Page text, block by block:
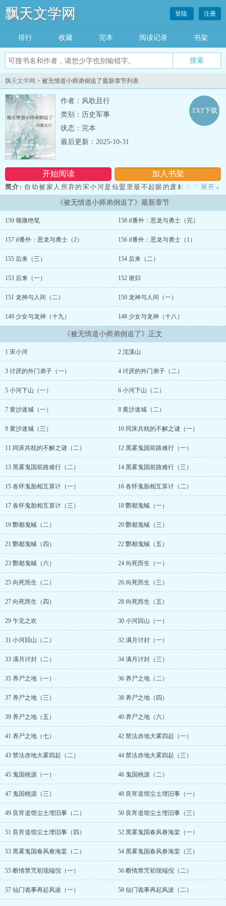
飘天文学网 登陆 注册
排行 收藏 完本 阅读记录 书架
飘天文学网 > 被无情道小师弟倒追了最新章节列表
作者：风歌且行
类别：历史军事
状态：完本
开始阅读 加入书架
TXT下载
最后更新：2025-10-31
简介: 自幼被家人所弃的宋小河是仙盟里最不起眼的废材弟子，天赋
平平，光是忙着完成仙门每月的考核都非常吃力。 但是她却偷偷喜
欢天赋卓绝，年幼时便受万众瞩目，被誉为仙盟第一奇才的小师
弟。 喜欢了十年。 后来沈溪山外出任务，葬身火海，宋小河哭了
独自下了山，说要去救小师弟。 所有人都认为这是宋小河有去无回
的必死之旅，嘲笑她自不量力。 那时还没人知道，这个看起来笨笨
的少女，会在那一场死劫之后横空出世。 从此宋小河这个名字，于
仙门百家中震响。 【小剧场】： 沈溪山死讯传回仙盟后，宋小河
因为伤心过度没过考核，被罚去外门扫地。 打扫时她想起小师弟，
又失声痛哭，吵醒了睡在树上的少年，一根树枝砸在她的脑门上：“吵
死了。” 宋小河气恼：“你是谁，胆敢打我！” 少年从树上跳下
来，报上自己的大名：“沈溪山。” 宋小河：“胡说八道，这是我小
师弟的名。” 少年纳闷：“我怎么不记得有个哭起来跟猪叫似的师
姐？” 【一开始，沈溪山很看不上这个看起来很蠢笨，连月考核都
不及格的聒噪少女，总是嫌她吵闹。 后来，宋小河跟别人下山，沈
溪山违背师命，追了七天，才站在宋小河的面前，咬牙切齿：“宋小
小河】 【防盗比80%，非无脑沙雕文，非重生文。】 【下面是阅
读前必看内容】： 1.女主是凡人。双洁，1v1，he，感情慢热，但
男女主全程锁死，请认准本文唯一CP：宋小河x沈溪山。 2.私设如
山，群像文，是个长篇，【非女强，非大女主，非姐弟恋】划重
点。 3.【不建议重度女主控，重度男主控阅读】这个也是重
点。 4.感谢碧水一个写字超漂亮的咕咕无偿板写，超喜欢。 5.练
笔之作，通篇大白话，文笔考究者求求你们放过我。 6.凑个吉利
数，排雷这么多应该够了吧：D 推荐基友的文文：《归鸾》by团子
来袭 洛都第一贵女温瑜，雪肤花颜，貌若菡萏。 一朝山河崩塌，
温氏倾覆，她这个名动天下的大梁第一美人，便成了各路豪雄争抢的
玩物。 她千里奔袭，只为和未婚夫完成婚约，借兵复仇。 不料中
子，传闻他八岁就杀人蹲大狱，十五岁成了赌坊打手，收债要账，恶
半句多。 但后来，他被打断了骨头，也要背起温瑜在雨夜中出逃，
舍命护她六百里去南陈。 又在大婚前夕，冒雨夜闯她闺房，艰涩开
你温氏一族的仇，我替你报。” 温瑜身着嫁衣坐于梳妆镜前，回首
魏异军突起，横扫中原。 挥师南下时，陈王献降，温瑜亦被当做礼
物献与魏君。 那日朔风飘雪，陈王宫外北魏铁骑旌旗蔽天，已是魏
君的男人驱马缓步踏进阙门，在跪地发抖的陈王面前用沾血的剑尖挑
起温瑜下颚，冷冷问：“温瑜，你嫁了个什么东西？” - 世人皆言
魏君恨惨了当年在他微末之际弃他而去的温氏女，暗自猜测温瑜此番
落到他手上，必是受不尽的磋磨。 温瑜确实受尽了他‘磋磨’。 是
夜，明烛高燃。 温瑜被困在那把龙椅上，汗湿罗裳，颈间的金链哗
啦作响。 给她戴上锁链的人捏着她下颚同她额头相抵，眼底翻滚着
猩色，恍若一头走入绝境的困兽：“我如今有兵，有权了，嫁我
么？” 【小剧场】 魏君萧厉虽出身草莽，但自成名以来，从无败
绩。 一朝马前失蹄，险些命丧渡野，被一旧梁军队所救。他颈间被
眸，冷眼看着他被亲卫押着跪下，淡声道：“魏侯如今知了？我要的，
子 1v1，双c，he...
展开 »
《被无情道小师弟倒追了》最新章节
159 颂微绝笔 158 if番外：恶龙与勇士（完）
157 if番外：恶龙与勇士（2） 156 if番外：恶龙与勇士（1）
155 后来（三） 154 后来（二）
153 后来（一） 152 谢归
151 龙神与人间（二） 150 龙神与人间（一）
149 少女与龙神（十九） 148 少女与龙神（十八）
《被无情道小师弟倒追了》正文
1 宋小河 2 沈溪山
3 讨厌的外门弟子（一） 4 讨厌的外门弟子（二）
5 小河下山（一） 6 小河下山（二）
7 黄沙迷城（一） 8 黄沙迷城（二）
9 黄沙迷城（三） 10 同床共枕的不解之谜（一）
11 同床共枕的不解之谜（二） 12 黑雾鬼国前路难行（一）
13 黑雾鬼国前路难行（二） 14 黑雾鬼国前路难行（三）
15 各怀鬼胎相互算计（一） 16 各怀鬼胎相互算计（二）
17 各怀鬼胎相互算计（三） 18 酆都鬼蜮（一）
19 酆都鬼蜮（二） 20 酆都鬼蜮（三）
21 酆都鬼蜮（四） 22 酆都鬼蜮（五）
23 酆都鬼蜮（六） 24 向死而生（一）
25 向死而生（二） 26 向死而生（三）
27 向死而生（四） 28 向死而生（五）
29 乍见之欢 30 小河回山（一）
31 小河回山（二） 32 满月讨封（一）
33 满月讨封（二） 34 满月讨封（三）
35 养尸之地（一） 36 养尸之地（二）
37 养尸之地（三） 38 养尸之地（四）
39 养尸之地（五） 40 养尸之地（六）
41 养尸之地（七） 42 禁法赤地大雾四起（一）
43 禁法赤地大雾四起（二） 44 禁法赤地大雾四起（三）
45 鬼国桃源（一） 46 鬼国桃源（二）
47 鬼国桃源（三） 48 良宵道馆尘土埋旧事（一）
49 良宵道馆尘土埋旧事（二） 50 良宵道馆尘土埋旧事（三）
51 良宵道馆尘土埋旧事（四） 52 黑雾鬼国春风眷海棠（一）
53 黑雾鬼国春风眷海棠（二） 54 黑雾鬼国春风眷海棠（三）
55 断情禁咒初现端倪（一） 56 断情禁咒初现端倪（二）
57 仙门诡事再起风波（一） 58 仙门诡事再起风波（二）